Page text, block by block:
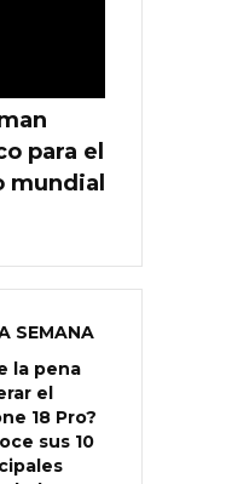
para el
SEMANA
la pena
el
18 Pro?
sus 10